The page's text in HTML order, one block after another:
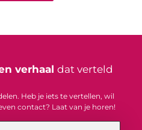
verhaal dat verteld
Heb je iets te vertellen, wil
contact? Laat van je horen!